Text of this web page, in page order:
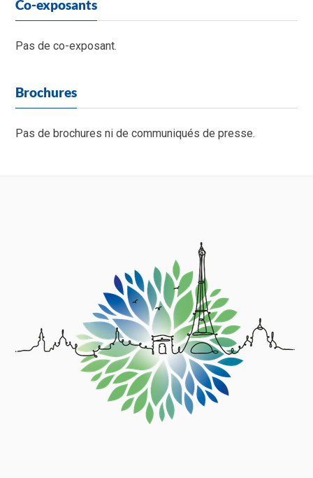
Co-exposants
Pas de co-exposant.
Brochures
Pas de brochures ni de communiqués de presse.